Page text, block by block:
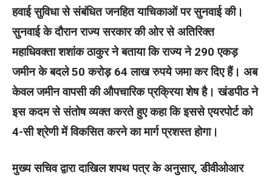
हवाई सुविधा से संबंधित जनहित याचिकाओं पर सुनवाई की।
सुनवाई के दौरान राज्य सरकार की ओर से अतिरिक्त
महाधिवक्ता शशांक ठाकुर ने बताया कि राज्य ने 290 एकड़
जमीन के बदले 50 करोड़ 64 लाख रुपये जमा कर दिए हैं। अब
केवल जमीन वापसी की औपचारिक प्रक्रिया शेष है। खंडपीठ ने
इस कदम से संतोष व्यक्त करते हुए कहा कि इससे एयरपोर्ट को
4-सी श्रेणी में विकसित करने का मार्ग प्रशस्त होगा।
मुख्य सचिव द्वारा दाखिल शपथ पत्र के अनुसार, डीवीओआर